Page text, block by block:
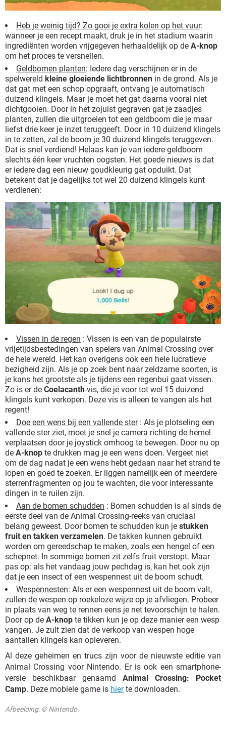
Heb je weinig tijd? Zo gooi je extra kolen op het vuur:
wanneer je een recept maakt, druk je in het stadium waarin
ingrediënten worden vrijgegeven herhaaldelijk op de A-knop
om het proces te versnellen.
Geldbomen planten: Iedere dag verschijnen er in de
spelwereld kleine gloeiende lichtbronnen in de grond. Als je
dat gat met een schop opgraaft, ontvang je automatisch
duizend klingels. Maar je moet het gat daarna vooral niet
dichtgooien. Door in het zojuist gegraven gat je zaadjes
planten, zullen die uitgroeien tot een geldboom die je maar
liefst drie keer je inzet teruggeeft. Door in 10 duizend klingels
in te zetten, zal de boom je 30 duizend klingels teruggeven.
Dat is snel verdiend! Helaas kan je van iedere geldboom
slechts één keer vruchten oogsten. Het goede nieuws is dat
er iedere dag een nieuw goudkleurig gat opduikt. Dat
betekent dat je dagelijks tot wel 20 duizend klingels kunt
verdienen:
Vissen in de regen : Vissen is een van de populairste
vrijetijdsbestedingen van spelers van Animal Crossing over
de hele wereld. Het kan overigens ook een hele lucratieve
bezigheid zijn. Als je op zoek bent naar zeldzame soorten, is
je kans het grootste als je tijdens een regenbui gaat vissen.
Zo is er de Coelacanth-vis, die je voor tot wel 15 duizend
klingels kunt verkopen. Deze vis is alleen te vangen als het
regent!
Doe een wens bij een vallende ster: Als je plotseling een
vallende ster ziet, moet je snel je camera richting de hemel
verplaatsen door je joystick omhoog te bewegen. Door nu op
de A-knop te drukken mag je een wens doen. Vergeet niet
om de dag nadat je een wens hebt gedaan naar het strand te
lopen en goed te zoeken. Er liggen namelijk een of meerdere
sterrenfragmenten op jou te wachten, die voor interessante
dingen in te ruilen zijn.
Aan de bomen schudden : Bomen schudden is al sinds de
eerste deel van de Animal Crossing-reeks van cruciaal
belang geweest. Door bomen te schudden kun je stukken
fruit en takken verzamelen. De takken kunnen gebruikt
worden om gereedschap te maken, zoals een hengel of een
schepnet. In sommige bomen zit zelfs fruit verstopt. Maar
pas op: als het vandaag jouw pechdag is, kan het ook zijn
dat je een insect of een wespennest uit de boom schudt.
Wespennesten: Als er een wespennest uit de boom valt,
zullen de wespen op roekeloze wijze op je afvliegen. Probeer
in plaats van weg te rennen eens je net tevoorschijn te halen.
Door op de A-knop te tikken kun je op deze manier een wesp
vangen. Je zult zien dat de verkoop van wespen hoge
aantallen klingels kan opleveren.
Al deze geheimen en trucs zijn voor de nieuwste editie van
Animal Crossing voor Nintendo. Er is ook een smartphone-
versie beschikbaar genaamd Animal Crossing: Pocket
Camp. Deze mobiele game is hierte downloaden.
Afbeelding: © Nintendo.